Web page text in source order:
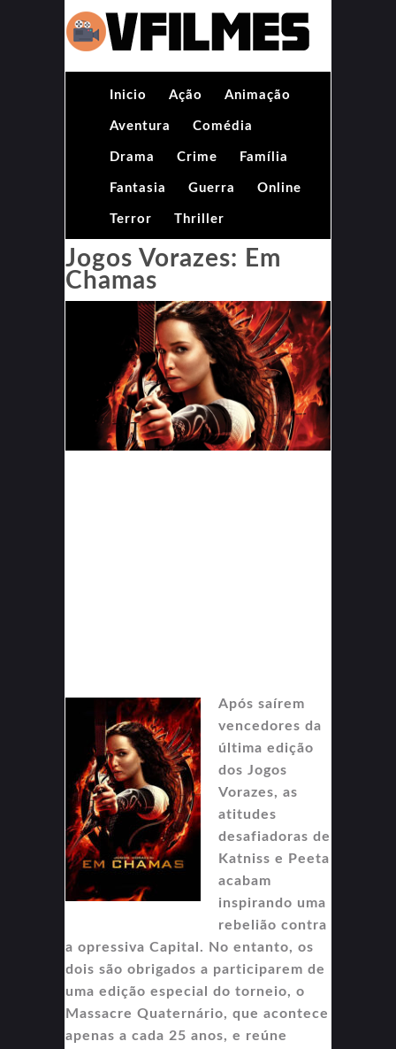
Inicio Ação Animação
Aventura Comédia
Drama Crime Família
Fantasia Guerra Online
Terror Thriller
Jogos Vorazes: Em
Chamas
Após saírem
vencedores da
última edição
dos Jogos
Vorazes, as
atitudes
desafiadoras de
Katniss e Peeta
acabam
inspirando uma
rebelião contra
a opressiva Capital. No entanto, os
dois são obrigados a participarem de
uma edição especial do torneio, o
Massacre Quaternário, que acontece
apenas a cada 25 anos, e reúne